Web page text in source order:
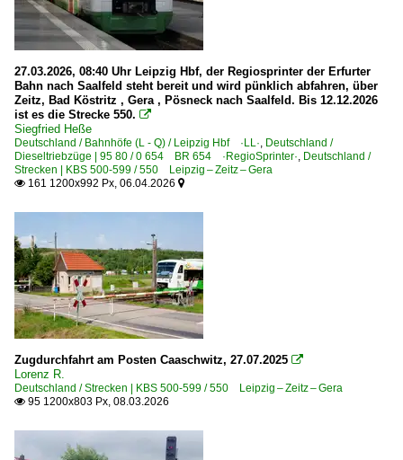
3 107 DR 107 DR V 75 ex CKD T435.0, T458.1
Dieseltriebzüge | 95 80
0 612 BR 612 ·RegioSwinger· 'Wackeldackel'
0 642 BR 642 ·Desiro·
0 650 BR 650 ·RS1· Private
0 654 BR 654 ·RegioSprinter·
E-Loks | konventionell
6 142 BR 142 DR 242 E 42
Elektrotriebzüge | 94 80
1 442 BR 442 ·Talent 2· 'Hamsterbacke'
Galerien
Sonderzüge und Sonderfahrten
27.03.2026, 08:40 Uhr Leipzig Hbf, der Regiosprinter der Erfurter
Bahn nach Saalfeld steht bereit und wird pünklich abfahren, über
Zeitz, Bad Köstritz , Gera , Pösneck nach Saalfeld. Bis 12.12.2026
ist es die Strecke 550. 
Siegfried Heße
Deutschland / Bahnhöfe (L - Q) / Leipzig Hbf ·LL·, Deutschland /
Dieseltriebzüge | 95 80 / 0 654 BR 654 ·RegioSprinter·, Deutschland /
Strecken | KBS 500-599 / 550 Leipzig – Zeitz – Gera
 161 1200x992 Px, 06.04.2026 
Zugdurchfahrt am Posten Caaschwitz, 27.07.2025 
Lorenz R.
Deutschland / Strecken | KBS 500-599 / 550 Leipzig – Zeitz – Gera
 95 1200x803 Px, 08.03.2026